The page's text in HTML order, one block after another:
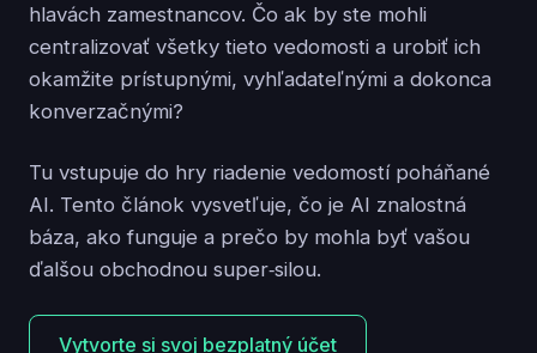
hlavách zamestnancov. Čo ak by ste mohli
centralizovať všetky tieto vedomosti a urobiť ich
okamžite prístupnými, vyhľadateľnými a dokonca
konverzačnými?
Tu vstupuje do hry riadenie vedomostí poháňané
AI. Tento článok vysvetľuje, čo je AI znalostná
báza, ako funguje a prečo by mohla byť vašou
ďalšou obchodnou super‑silou.
Vytvorte si svoj bezplatný účet